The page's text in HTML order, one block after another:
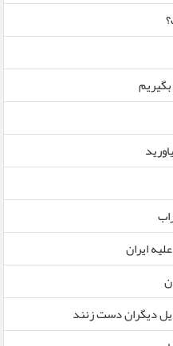
ایران
دیگران دست زنند